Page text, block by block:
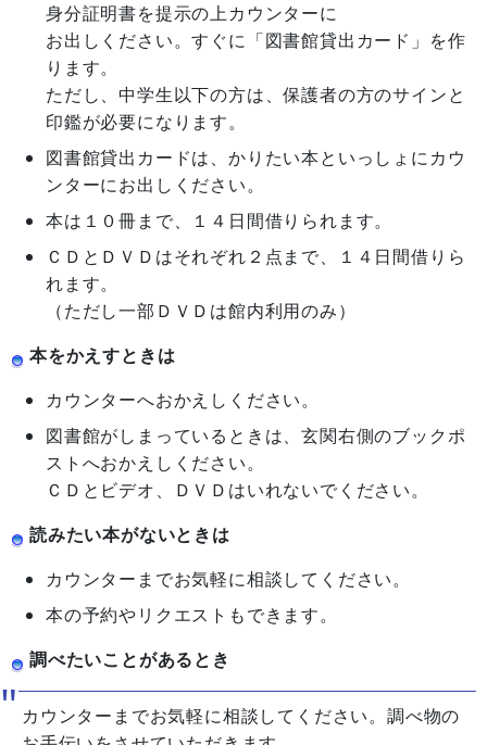
身分証明書を提示の上カウンターに
お出しください。すぐに「図書館貸出カード」を作
ります。
ただし、中学生以下の方は、保護者の方のサインと
印鑑が必要になります。
図書館貸出カードは、かりたい本といっしょにカウ
ンターにお出しください。
本は１０冊まで、１４日間借りられます。
ＣＤとＤＶＤはそれぞれ２点まで、１４日間借りら
れます。
（ただし一部ＤＶＤは館内利用のみ）
本をかえすときは
カウンターへおかえしください。
図書館がしまっているときは、玄関右側のブックポ
ストへおかえしください。
ＣＤとビデオ、ＤＶＤはいれないでください。
読みたい本がないときは
カウンターまでお気軽に相談してください。
本の予約やリクエストもできます。
調べたいことがあるとき
カウンターまでお気軽に相談してください。調べ物の